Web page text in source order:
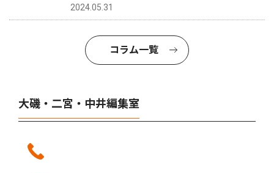
2024.05.31
コラム一覧
大磯・二宮・中井編集室